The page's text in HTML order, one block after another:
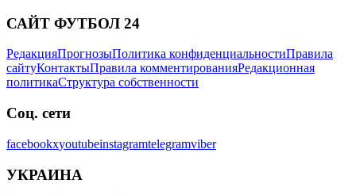
САЙТ ФУТБОЛ 24
РедакцияПрогнозыПолитика конфиденциальностиПравила
сайтуКонтактыПравила комментированияРедакционная
политикаСтруктура собственности
Соц. сети
facebookxyoutubeinstagramtelegramviber
УКРАИНА